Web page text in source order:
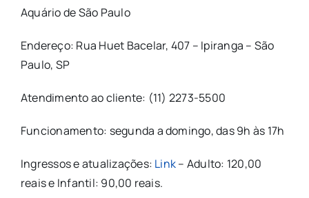
Aquário de São Paulo
Endereço: Rua Huet Bacelar, 407 – Ipiranga – São
Paulo, SP
Atendimento ao cliente: (11) 2273-5500
Funcionamento: segunda a domingo, das 9h às 17h
Ingressos e atualizações: Link– Adulto: 120,00
reais e Infantil: 90,00 reais.